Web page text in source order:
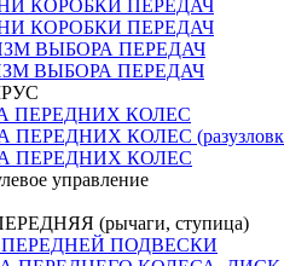
КОРОБКИ ПЕРЕДАЧ
КОРОБКИ ПЕРЕДАЧ
ВЫБОРА ПЕРЕДАЧ
ВЫБОРА ПЕРЕДАЧ
ПЕРЕДНИХ КОЛЕС
ПЕРЕДНИХ КОЛЕС
ПЕРЕДНИХ КОЛЕС
управление
(рычаги, ступица)
ПЕРЕДНЕЙ ПОДВЕСКИ